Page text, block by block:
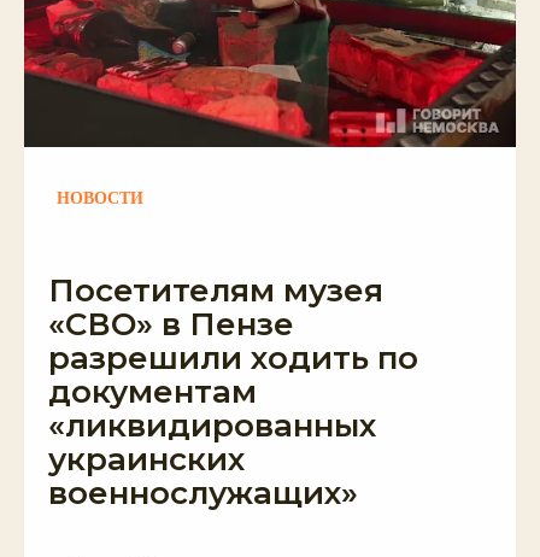
НОВОСТИ
Посетителям музея
«СВО» в Пензе
разрешили ходить по
документам
«ликвидированных
украинских
военнослужащих»